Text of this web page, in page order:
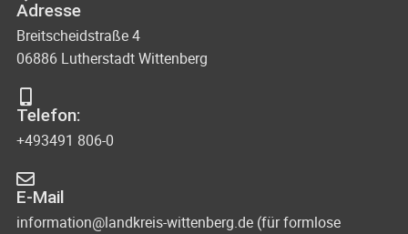
Adresse
Breitscheidstraße 4
06886 Lutherstadt Wittenberg
Telefon:
+493491 806-0
E-Mail
information@landkreis-wittenberg.de (für formlose